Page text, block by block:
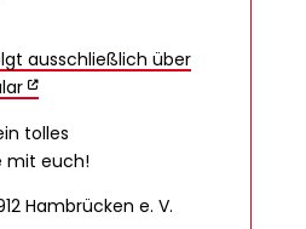
ausschließlich über
tolles
mit euch!
Hambrücken e. V.